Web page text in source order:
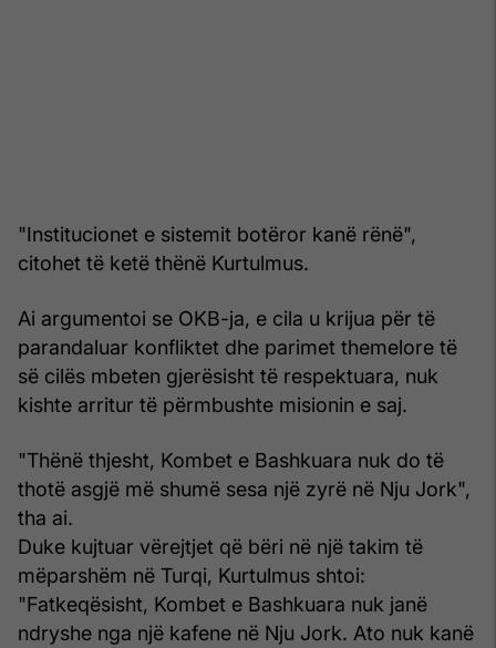
"Institucionet e sistemit botëror kanë rënë",
citohet të ketë thënë Kurtulmus.
Ai argumentoi se OKB-ja, e cila u krijua për të
parandaluar konfliktet dhe parimet themelore të
së cilës mbeten gjerësisht të respektuara, nuk
kishte arritur të përmbushte misionin e saj.
"Thënë thjesht, Kombet e Bashkuara nuk do të
thotë asgjë më shumë sesa një zyrë në Nju Jork",
tha ai.
Duke kujtuar vërejtjet që bëri në një takim të
mëparshëm në Turqi, Kurtulmus shtoi:
"Fatkeqësisht, Kombet e Bashkuara nuk janë
ndryshe nga një kafene në Nju Jork. Ato nuk kanë